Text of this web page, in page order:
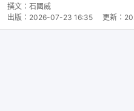
撰文： 石國威
出版： 2026-07-23 16:35 更新：